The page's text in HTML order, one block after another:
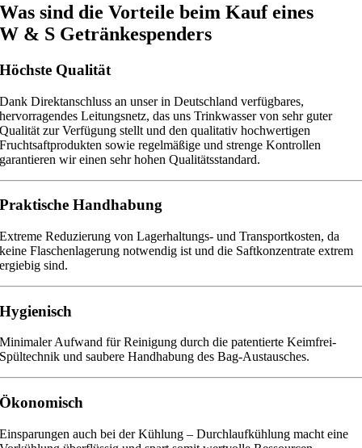
Was sind die Vorteile beim Kauf eines
W & S Getränkespenders
Höchste Qualität
Dank Direktanschluss an unser in Deutschland verfügbares,
hervorragendes Leitungsnetz, das uns Trinkwasser von sehr guter
Qualität zur Verfügung stellt und den qualitativ hochwertigen
Fruchtsaftprodukten sowie regelmäßige und strenge Kontrollen
garantieren wir einen sehr hohen Qualitätsstandard.
Praktische Handhabung
Extreme Reduzierung von Lagerhaltungs- und Transportkosten, da
keine Flaschenlagerung notwendig ist und die Saftkonzentrate extrem
ergiebig sind.
Hygienisch
Minimaler Aufwand für Reinigung durch die patentierte Keimfrei-
Spültechnik und saubere Handhabung des Bag-Austausches.
Ökonomisch
Einsparungen auch bei der Kühlung – Durchlaufkühlung macht eine